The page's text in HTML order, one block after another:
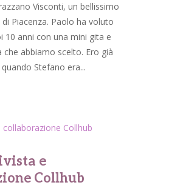
Visconti, un bellissimo
Piacenza. Paolo ha voluto
10 anni con una mini gita e
che abbiamo scelto. Ero già
Stefano era...
e
Collhub